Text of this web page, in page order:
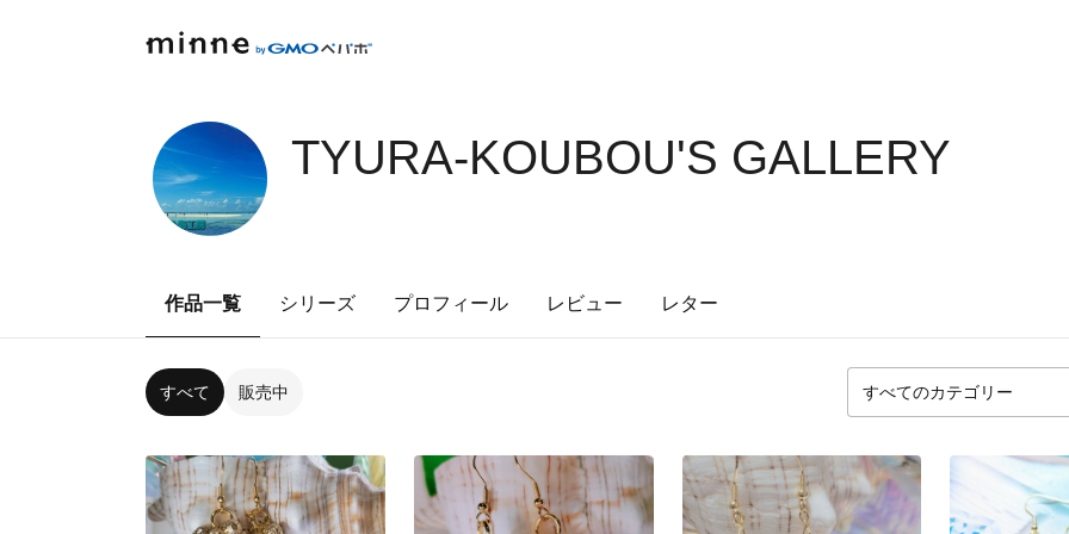
TYURA-KOUBOU'S GALLERY
作品一覧 シリーズ プロフィール レビュー レター
すべて 販売中